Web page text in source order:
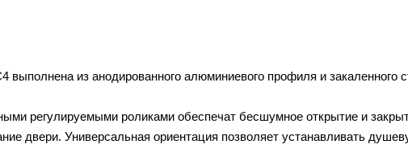
из анодированного алюминиевого профиля и закаленного
регулируемыми роликами обеспечат бесшумное открытие и
двери. Универсальная ориентация позволяет устанавливать